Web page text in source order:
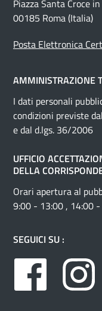
Piazza Santa Croce
00185 Roma (Italia)
Posta Elettronica
AMMINISTRAZIONE
I dati personali
condizioni previste
e dal d.lgs. 36/2006
UFFICIO
DELLA
Orari apertura al
9:00 - 13:00 , 14:00
SEGUICI SU :
Facebook